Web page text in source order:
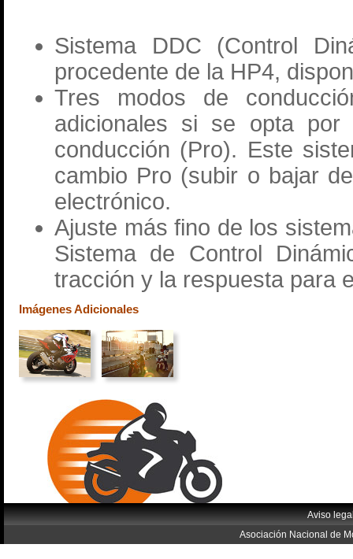
Sistema DDC (Control
procedente de la HP4,
Tres modos de
adicionales si se opta por
conducción (Pro). Este
cambio Pro (subir o bajar
electrónico.
Ajuste más fino de los
Sistema de Control
tracción y la respuesta para
Imágenes Adicionales
Aviso
Asociación Nacional de